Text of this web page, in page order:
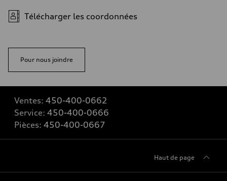
Télécharger les coordonnées
Pour nous joindre
Ventes: 450-400-0662
Service: 450-400-0666
Pièces: 450-400-0667
Haut de page